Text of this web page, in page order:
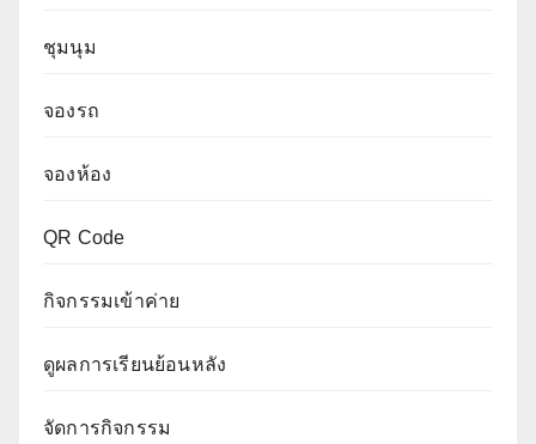
ชุมนุม
จองรถ
จองห้อง
QR Code
กิจกรรมเข้าค่าย
ดูผลการเรียนย้อนหลัง
จัดการกิจกรรม